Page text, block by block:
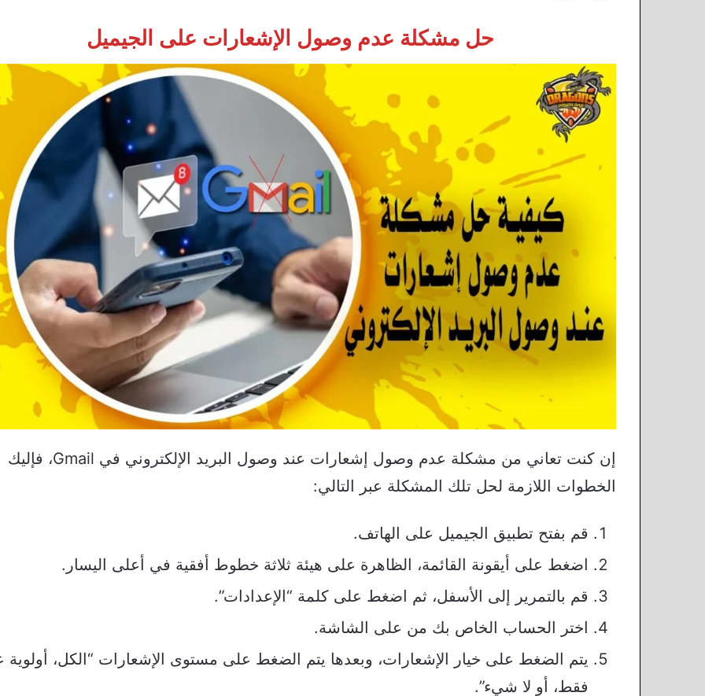
حل مشكلة عدم وصول الإشعارات على الجيميل
إن كنت تعاني من مشكلة عدم وصول إشعارات عند وصول البريد الإلكتروني في Gmail، فإليك
الخطوات اللازمة لحل تلك المشكلة عبر التالي:
قم بفتح تطبيق الجيميل على الهاتف.
اضغط على أيقونة القائمة، الظاهرة على هيئة ثلاثة خطوط أفقية في أعلى اليسار.
قم بالتمرير إلى الأسفل، ثم اضغط على كلمة “الإعدادات”.
اختر الحساب الخاص بك من على الشاشة.
يتم الضغط على خيار الإشعارات، وبعدها يتم الضغط على مستوى الإشعارات “الكل، أولوية
فقط، أو لا شيء”.
الصفحة
السابقة
الصفحة
التالية